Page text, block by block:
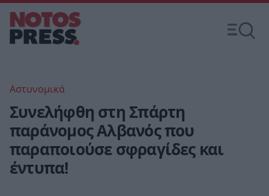
Αστυνομικά
Συνελήφθη στη Σπάρτη
παράνομος Αλβανός που
παραποιούσε σφραγίδες και
έντυπα!